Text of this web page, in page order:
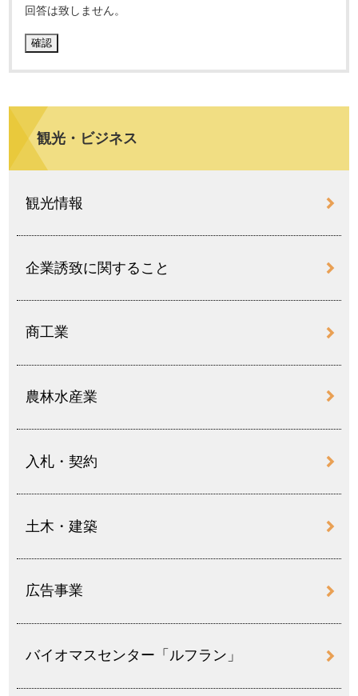
回答は致しません。
観光・ビジネス
観光情報
企業誘致に関すること
商工業
農林水産業
入札・契約
土木・建築
広告事業
バイオマスセンター「ルフラン」